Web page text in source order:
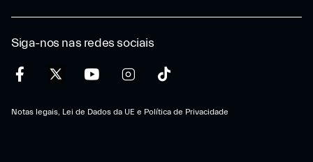
Siga-nos nas redes sociais
Notas legais, Lei de Dados da UE e Política de Privacidade